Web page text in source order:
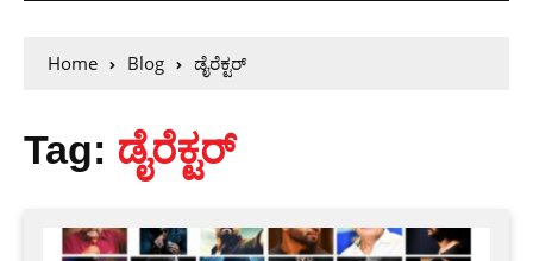
Home Blog ಡೈರೆಕ್ಟರ್
Tag: ಡೈರೆಕ್ಟರ್